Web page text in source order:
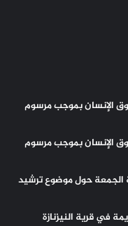
الإنسان بموجب مرسوم
الإنسان بموجب مرسوم
الجمعة حول موضوع ترشيد
في قرية النيزنازة